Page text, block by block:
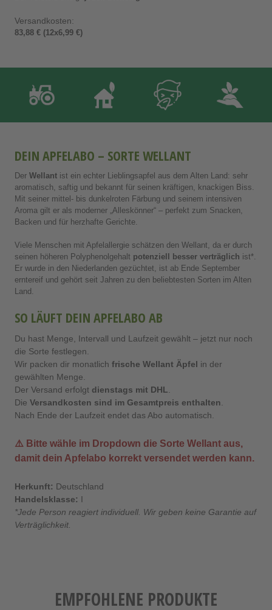
Versandkosten:
83,88 € (12x6,99 €)
DEIN APFELABO – SORTE WELLANT
Der Wellant ist ein echter Lieblingsapfel aus dem Alten Land: sehr
aromatisch, saftig und bekannt für seinen kräftigen, knackigen Biss.
Mit seiner mittel- bis dunkelroten Färbung und seinem intensiven
Aroma gilt er als moderner „Alleskönner“ – perfekt zum Snacken,
Backen und für herzhafte Gerichte.
Viele Menschen mit Apfelallergie schätzen den Wellant, da er durch
seinen höheren Polyphenolgehalt potenziell besser verträglich ist*.
Er wurde in den Niederlanden gezüchtet, ist ab Ende September
erntereif und gehört seit Jahren zu den beliebtesten Sorten im Alten
Land.
SO LÄUFT DEIN APFELABO AB
Du hast Menge, Intervall und Laufzeit gewählt – jetzt nur noch
die Sorte festlegen.
Wir packen dir monatlich frische Wellant Äpfel in der
gewählten Menge.
Der Versand erfolgt dienstags mit DHL.
Die Versandkosten sind im Gesamtpreis enthalten.
Nach Ende der Laufzeit endet das Abo automatisch.
⚠️ Bitte wähle im Dropdown die Sorte Wellantaus,
damit dein Apfelabo korrekt versendet werden kann.
Herkunft: Deutschland
Handelsklasse: I
*Jede Person reagiert individuell. Wir geben keine Garantie auf
Verträglichkeit.
EMPFOHLENE PRODUKTE